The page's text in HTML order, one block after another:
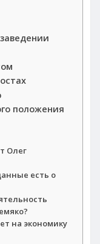
положения
Олег
есть о
на экономику